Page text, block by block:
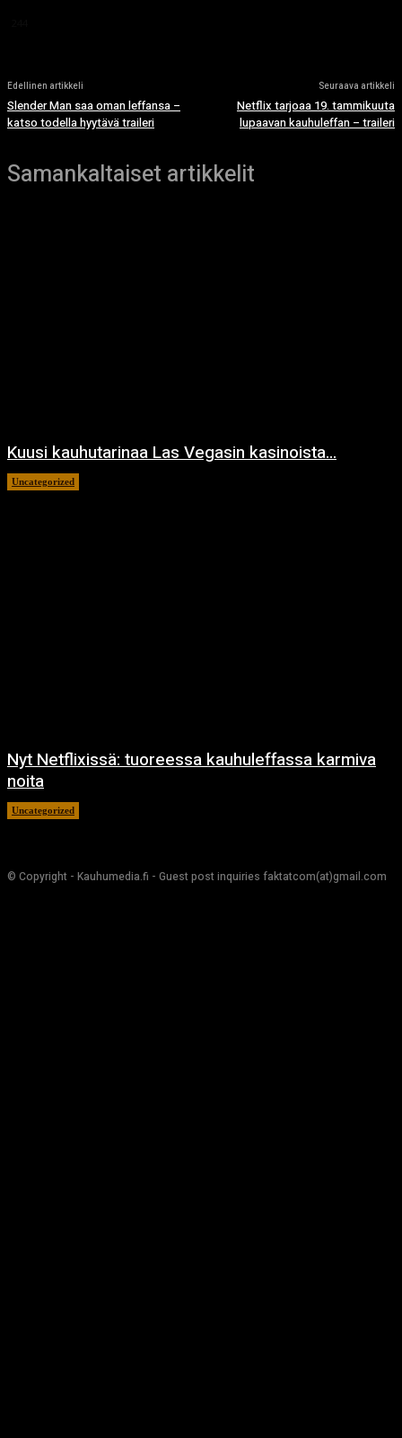
Edellinen artikkeli
Slender Man saa oman leffansa –
katso todella hyytävä traileri
Seuraava artikkeli
Netflix tarjoaa 19. tammikuuta
lupaavan kauhuleffan – traileri
Samankaltaiset artikkelit
Kuusi kauhutarinaa Las Vegasin kasinoista…
Uncategorized
Nyt Netflixissä: tuoreessa kauhuleffassa karmiva
noita
Uncategorized
© Copyright - Kauhumedia.fi - Guest post inquiries faktatcom(at)gmail.com